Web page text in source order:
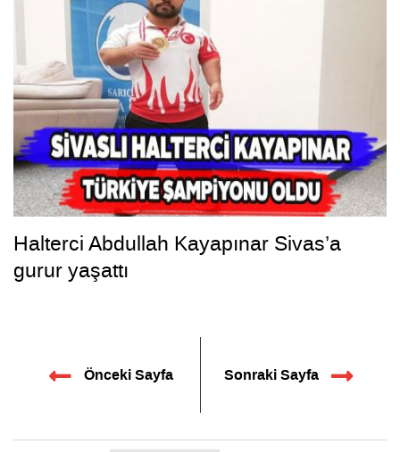
Halterci Abdullah Kayapınar Sivas’a
gurur yaşattı
Önceki Sayfa Sonraki Sayfa